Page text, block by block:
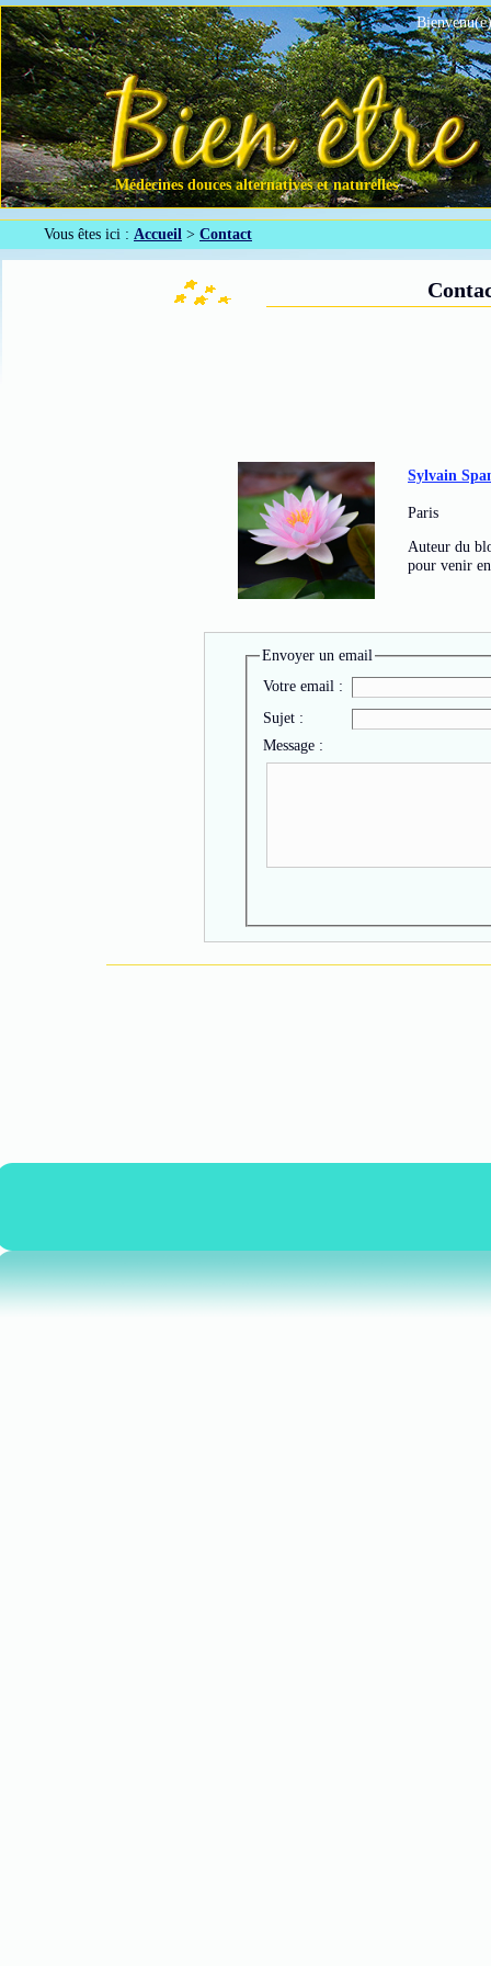
Médecines douces alternatives et naturelles
Vous êtes ici : Accueil > Contact
Sylvain
Paris
Auteur du
pour venir
Envoyer un email
Votre email :
Sujet :
Message :